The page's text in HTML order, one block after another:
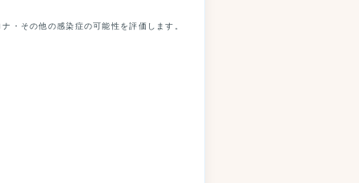
・その他の感染症の可能性を評価します。